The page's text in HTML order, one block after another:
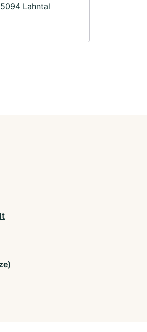
Lahntal